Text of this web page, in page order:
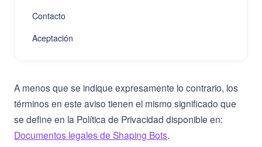
Contacto
Aceptación
A menos que se indique expresamente lo contrario, los
términos en este aviso tienen el mismo significado que
se define en la Política de Privacidad disponible en:
Documentos legales de Shaping Bots.